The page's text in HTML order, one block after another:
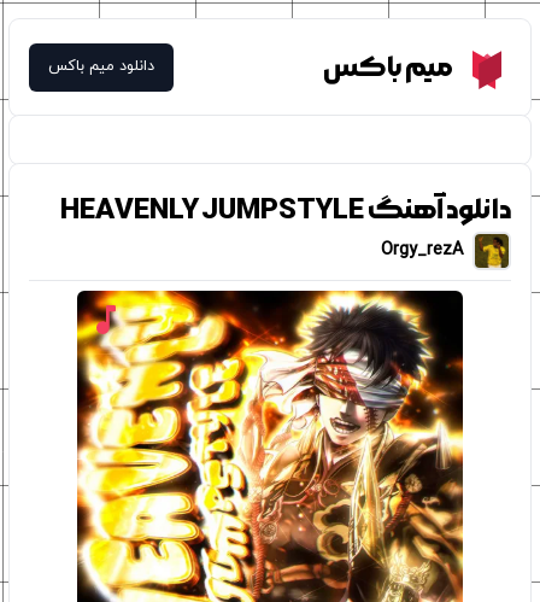
Meme Boxمیم باکس دانلود میم باکس
دانلود آهنگ HEAVENLY JUMPSTYLE
Orgy_rezA